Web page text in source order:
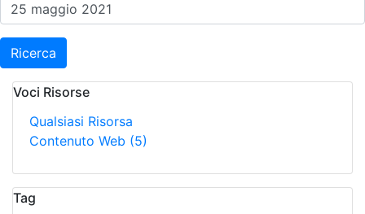
Ricerca
Voci Risorse
Qualsiasi Risorsa
Contenuto Web (5)
Tag